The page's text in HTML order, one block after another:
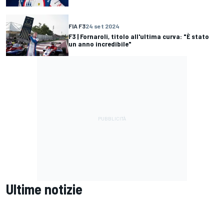
FIA F324 set 2024
F3 | Fornaroli, titolo all'ultima curva: "È stato
un anno incredibile"
Ultime notizie